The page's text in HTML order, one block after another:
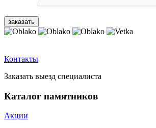
Контакты
Заказать выезд специалиста
Каталог памятников
Акции